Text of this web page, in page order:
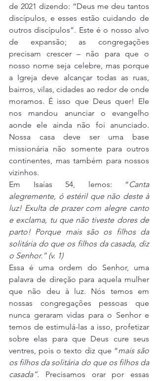
de 2021 dizendo: “Deus me deu tantos
discípulos, e esses estão cuidando de
outros discípulos”. Este é o nosso alvo
de expansão; as congregações
precisam crescer – não para que o
nosso nome seja celebre, mas porque
a Igreja deve alcançar todas as ruas,
bairros, vilas, cidades ao redor de onde
moramos. É isso que Deus quer! Ele
nos mandou anunciar o evangelho
aonde ele ainda não foi anunciado.
Nossa casa deve ser uma base
missionária não somente para outros
continentes, mas também para nossos
vizinhos.
Em Isaías 54, lemos: “Canta
alegremente, ó estéril que não deste à
luz! Exulta de prazer com alegre canto
e exclama, tu que não tiveste dores de
parto! Porque mais são os filhos da
solitária do que os filhos da casada, diz
o Senhor.” (v. 1)
Essa é uma ordem do Senhor, uma
palavra de direção para aquela mulher
que não deu à luz. Nós temos em
nossas congregações pessoas que
nunca geraram vidas para o Senhor e
temos de estimulá-las a isso, profetizar
sobre elas para que Deus cure seus
ventres, pois o texto diz que “mais são
os filhos da solitária do que os filhos da
casada”. Precisamos orar por essas